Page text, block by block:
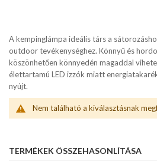
A kempinglámpa ideális társ a
outdoor tevékenységhez. Könnyű és
köszönhetően könnyedén magaddal
élettartamú LED izzók miatt
nyújt.
Nem található a kiválasztásnak
TERMÉKEK ÖSSZEHASONLÍTÁSA